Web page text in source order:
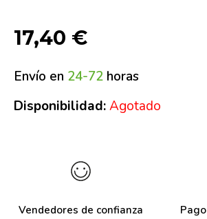
17,40 €
Envío en 24-72 horas
Disponibilidad:Agotado
Vendedores de confianza